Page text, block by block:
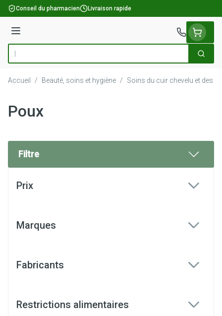
Aller au contenu
Conseil du pharmacien Livraison rapide
Menu
Rechercher
Accueil / Beauté, soins et hygiène / Soins du cuir chevelu et des
Poux
Filtre
Prix
Marques
Fabricants
Restrictions alimentaires